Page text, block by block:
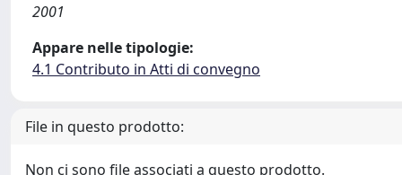
2001
Appare nelle tipologie:
4.1 Contributo in Atti di convegno
File in questo prodotto:
Non ci sono file associati a questo prodotto.